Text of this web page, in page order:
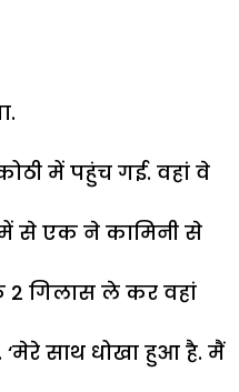
में पहुंच गई. वहां वे
से एक ने कामिनी से
2 गिलास ले कर वहां
साथ धोखा हुआ है. मैं